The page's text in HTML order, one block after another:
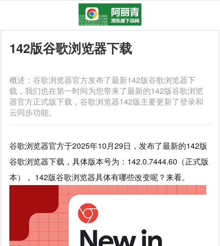
142版谷歌浏览器下载
概述：谷歌浏览器官方发布了最新142版谷歌浏览器下
载，我们也在第一时间为您带来了最新的142版谷歌浏览
器官方正式版下载，谷歌浏览器142版主要更新了登录和
云同步功能。
谷歌浏览器官方于2025年10月29日，发布了最新的142版
谷歌浏览器下载，具体版本号为：142.0.7444.60（正式版
本）， 142版谷歌浏览器具体有哪些改变呢？来看。